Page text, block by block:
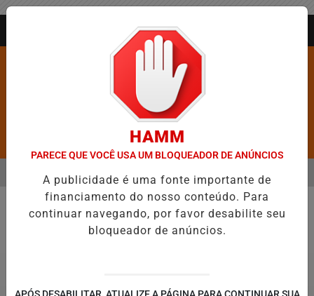
Pesquisar Notícia
CINCO CIDADES MAIS VIOLENTAS DO BRASIL E CAI PARA A 6ª
EM ALTA
MENU
Educação
HAMM
PARECE QUE VOCÊ USA UM BLOQUEADOR DE ANÚNCIOS
A publicidade é uma fonte importante de
financiamento do nosso conteúdo. Para
continuar navegando, por favor desabilite seu
bloqueador de anúncios.